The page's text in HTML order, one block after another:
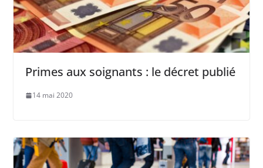
Primes aux soignants : le décret publié
14 mai 2020